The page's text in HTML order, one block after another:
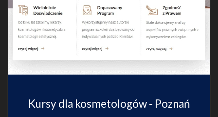
Kursy dla kosmetologów - Poznań